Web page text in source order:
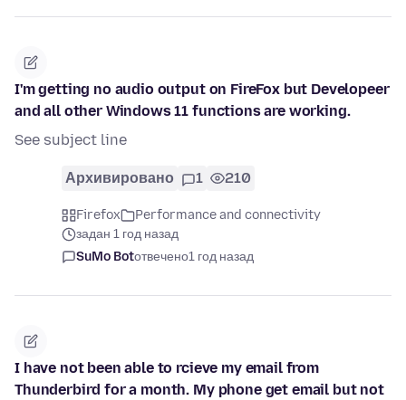
I'm getting no audio output on FireFox but Developeer
and all other Windows 11 functions are working.
See subject line
Архивировано 1 210
Firefox
Performance and connectivity
задан 1 год назад
SuMo Botотвечено1 год назад
I have not been able to rcieve my email from
Thunderbird for a month. My phone get email but not